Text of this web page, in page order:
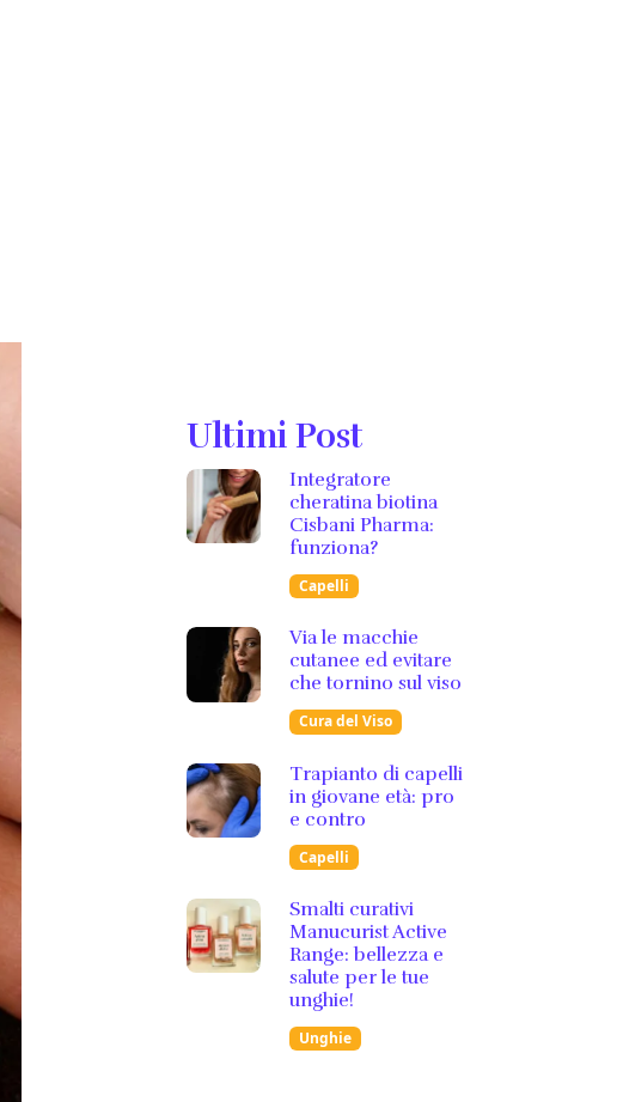
Ultimi Post
Integratore
cheratina biotina
Cisbani Pharma:
funziona?
Capelli
Via le macchie
cutanee ed evitare
che tornino sul viso
Cura del Viso
Trapianto di capelli
in giovane età: pro
e contro
Capelli
Smalti curativi
Manucurist Active
Range: bellezza e
salute per le tue
unghie!
Unghie